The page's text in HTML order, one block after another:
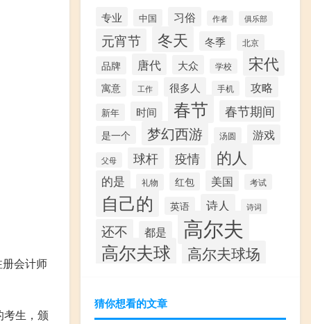
会计师
考生，颁
专业 中国 习俗 作者 俱乐部
元宵节 冬天 冬季 北京
品牌 唐代 大众 学校 宋代
寓意 工作 很多人 手机 攻略
新年 时间 春节 春节期间
是一个 梦幻西游 汤圆 游戏
父母 球杆 疫情 的人
的是 礼物 红包 美国 考试
自己的 英语 诗人 诗词
还不 都是 高尔夫
高尔夫球 高尔夫球场
猜你想看的文章